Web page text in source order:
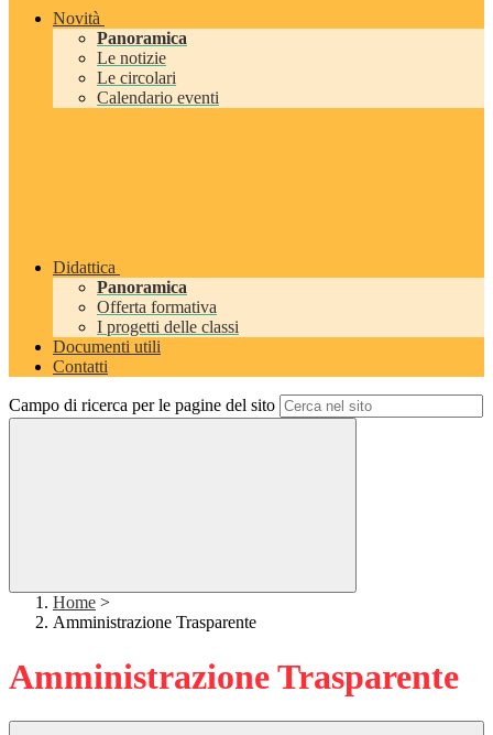
Novità
Panoramica
Le notizie
Le circolari
Calendario eventi
Didattica
Panoramica
Offerta formativa
I progetti delle classi
Documenti utili
Contatti
Campo di ricerca per le pagine del sito
Home >
Amministrazione Trasparente
Amministrazione Trasparente